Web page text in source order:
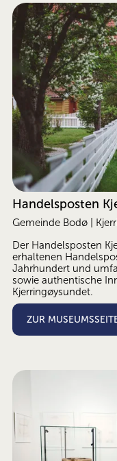
Handelsposten
Gemeinde Bodø |
Der Handelsposten
erhaltenen
Jahrhundert und
sowie authentische
Kjerringøysundet.
ZUR